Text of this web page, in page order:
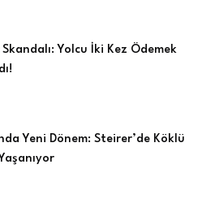
Yolcu İki Kez Ödemek
Yeni Dönem: Steirer’de Köklü